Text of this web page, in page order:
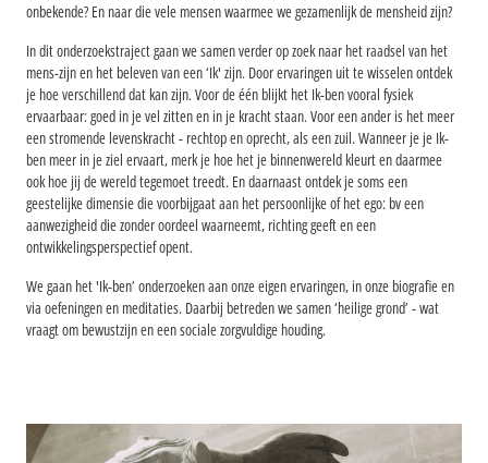
onbekende? En naar die vele mensen waarmee we gezamenlijk de mensheid zijn?
In dit onderzoekstraject gaan we samen verder op zoek naar het raadsel van het
mens-zijn en het beleven van een ‘Ik' zijn. Door ervaringen uit te wisselen ontdek
je hoe verschillend dat kan zijn. Voor de één blijkt het Ik-ben vooral fysiek
ervaarbaar: goed in je vel zitten en in je kracht staan. Voor een ander is het meer
een stromende levenskracht - rechtop en oprecht, als een zuil. Wanneer je je Ik-
ben meer in je ziel ervaart, merk je hoe het je binnenwereld kleurt en daarmee
ook hoe jij de wereld tegemoet treedt. En daarnaast ontdek je soms een
geestelijke dimensie die voorbijgaat aan het persoonlijke of het ego: bv een
aanwezigheid die zonder oordeel waarneemt, richting geeft en een
ontwikkelingsperspectief opent.
We gaan het 'Ik-ben’ onderzoeken aan onze eigen ervaringen, in onze biografie en
via oefeningen en meditaties. Daarbij betreden we samen ‘heilige grond’ - wat
vraagt om bewustzijn en een sociale zorgvuldige houding.